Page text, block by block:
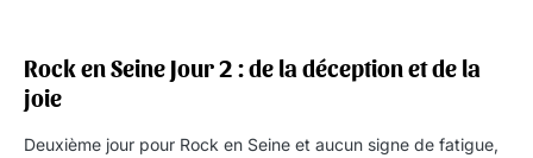
Rock en Seine Jour 2 : de la déception et de la
joie
Deuxième jour pour Rock en Seine et aucun signe de fatigue,